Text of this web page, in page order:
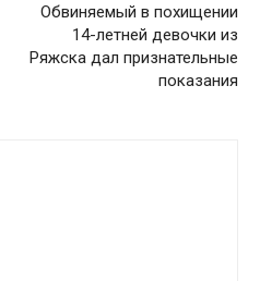
Обвиняемый в похищении
14-летней девочки из
Ряжска дал признательные
показания